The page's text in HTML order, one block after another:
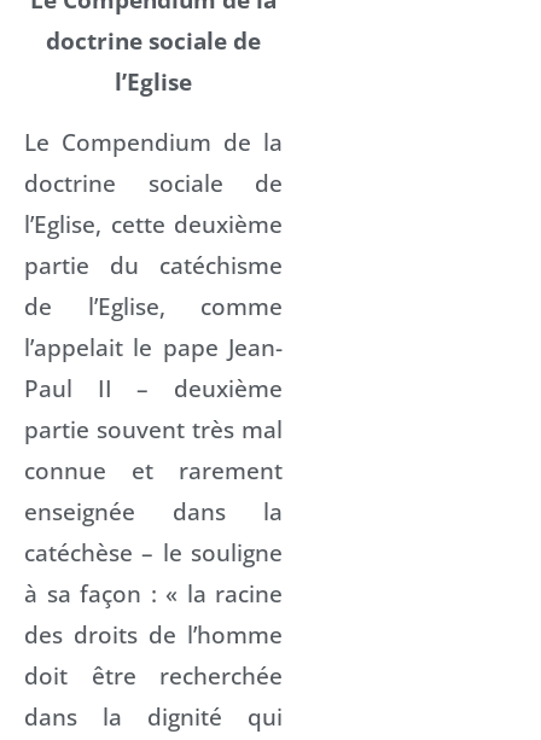
doctrine sociale de
l’Eglise
Le Compendium de la
doctrine sociale de
l’Eglise, cette deuxième
partie du catéchisme
de l’Eglise, comme
l’appelait le pape Jean-
Paul II – deuxième
partie souvent très mal
connue et rarement
enseignée dans la
catéchèse – le souligne
à sa façon : « la racine
des droits de l’homme
doit être recherchée
dans la dignité qui